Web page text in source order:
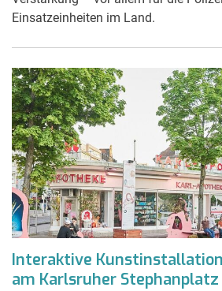
Einsatzeinheiten im Land.
Interaktive
am Karlsruher Stephanplatz